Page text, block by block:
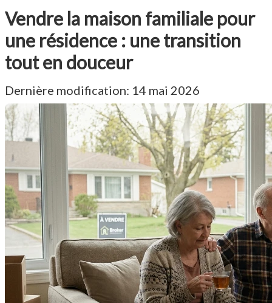
Vendre la maison familiale pour
une résidence : une transition
tout en douceur
Dernière modification: 14 mai 2026